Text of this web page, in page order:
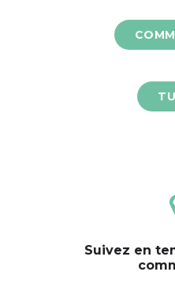
Suivez en